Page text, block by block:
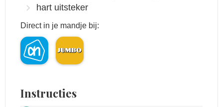
hart uitsteker
Direct in je mandje bij:
Instructies